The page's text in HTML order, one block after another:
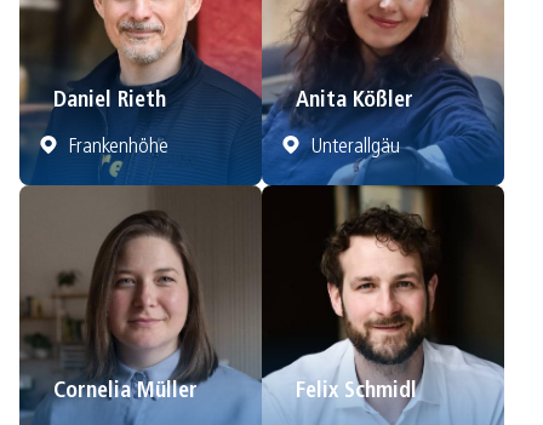
Daniel Rieth
Frankenhöhe
Anita Kößler
Unterallgäu
Cornelia Müller
Felix Schmidl